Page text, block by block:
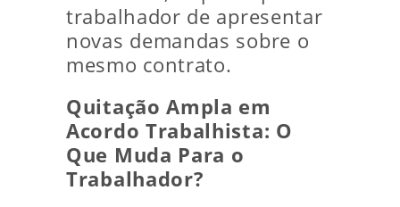
trabalhador de apresentar
novas demandas sobre o
mesmo contrato.
Quitação Ampla em
Acordo Trabalhista: O
Que Muda Para o
Trabalhador?